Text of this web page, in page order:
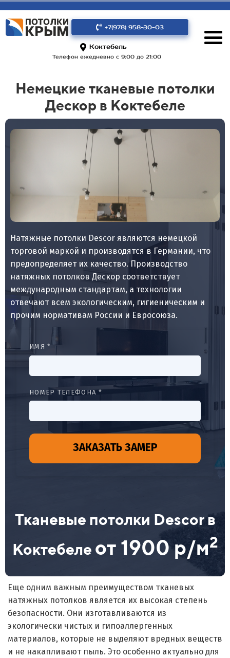
+7(978) 958-30-03
Коктебель
Телефон ежедневно с 9:00 до 21:00
Немецкие тканевые потолки
Дескор в Коктебеле
Натяжные потолки Descor являются немецкой
торговой маркой и производятся в Германии, что
предопределяет их качество. Производство
натяжных потолков Дескор соответствует
международным стандартам, а технологии
отвечают всем экологическим, гигиеническим и
прочим нормативам России и Евросоюза.
ИМЯ *
НОМЕР ТЕЛЕФОНА *
ЗАКАЗАТЬ ЗАМЕР
Тканевые потолки Descor в
Коктебеле от 1900 р/м2
Еще одним важным преимуществом тканевых
натяжных потолков является их высокая степень
безопасности. Они изготавливаются из
экологически чистых и гипоаллергенных
материалов, которые не выделяют вредных веществ
и не накапливают пыль. Это особенно актуально для